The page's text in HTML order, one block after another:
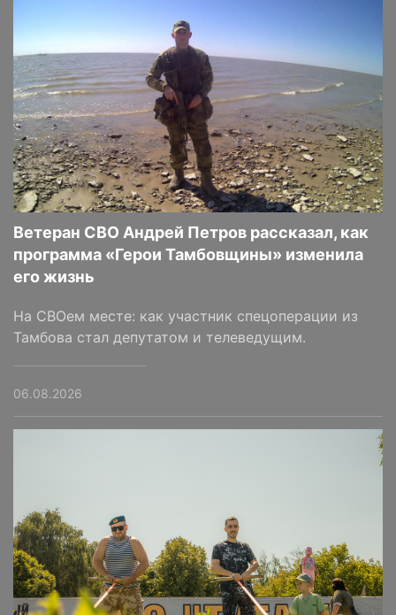
Ветеран СВО Андрей Петров рассказал, как
программа «Герои Тамбовщины» изменила
его жизнь
На СВОем месте: как участник спецоперации из
Тамбова стал депутатом и телеведущим.
06.08.2026